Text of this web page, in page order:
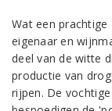
Wat een
eigenaar en
deel van de witte
productie van
rijpen. De